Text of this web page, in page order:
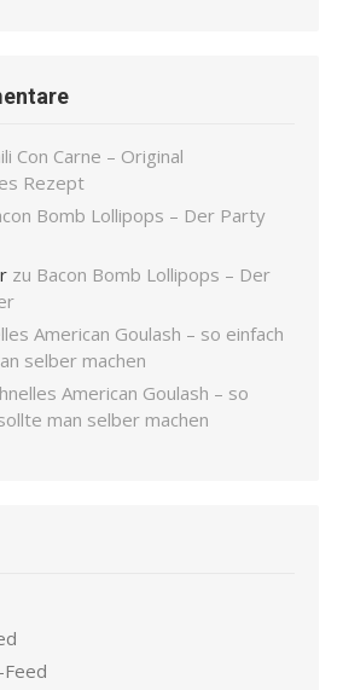
Con Carne – Original
Rezept
Bomb Lollipops – Der Party
zu Bacon Bomb Lollipops – Der
American Goulash – so einfach
selber machen
American Goulash – so
man selber machen